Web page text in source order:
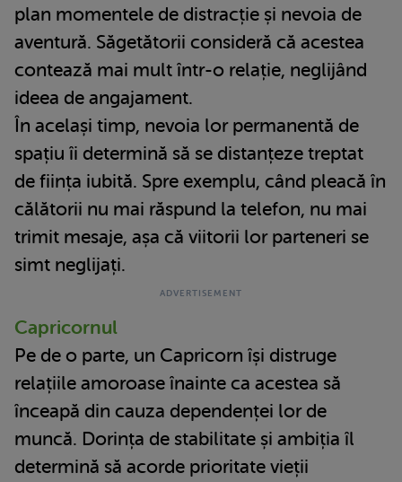
plan momentele de distracție și nevoia de
aventură. Săgetătorii consideră că acestea
contează mai mult într-o relație, neglijând
ideea de angajament.
În același timp, nevoia lor permanentă de
spațiu îi determină să se distanțeze treptat
de ființa iubită. Spre exemplu, când pleacă în
călătorii nu mai răspund la telefon, nu mai
trimit mesaje, așa că viitorii lor parteneri se
simt neglijați.
Capricornul
Pe de o parte, un Capricorn își distruge
relațiile amoroase înainte ca acestea să
înceapă din cauza dependenței lor de
muncă. Dorința de stabilitate și ambiția îl
determină să acorde prioritate vieții